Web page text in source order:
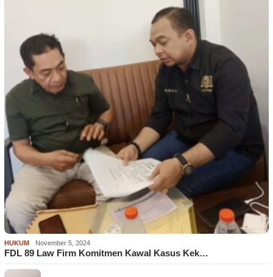
HUKUM November 5, 2024
FDL 89 Law Firm Komitmen Kawal Kasus Kek…